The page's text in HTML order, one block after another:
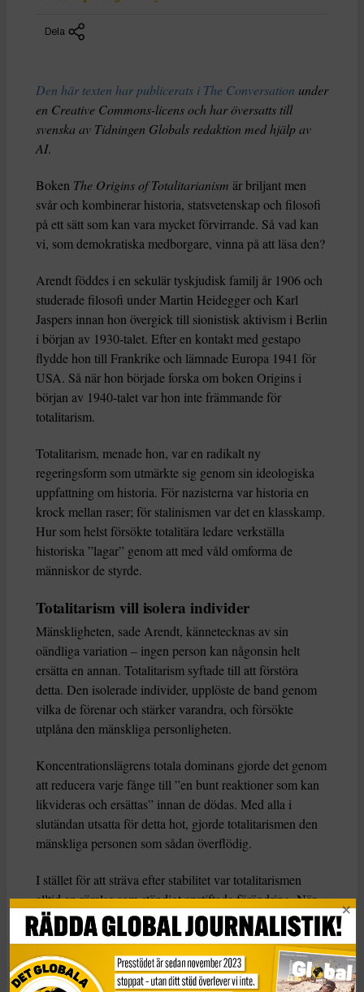
Dela
Den här texten har publicerats i The Conversation under
en Creative Commons-licens och har översatts till
svenska av Tidningen Globals redaktion med hjälp av
AI.
Boken The Origins of Totalitarianism är briljant men
svår och kombinerar historia, statsvetenskap och filosofi
på ett sätt som kan vara mycket förvirrande. Så vad kan
vi, som demokratiska medborgare, vinna på att läsa den?
Arendt föddes i en sekulär tyskjudisk familj år 1906 och
studerade filosofi under Martin Heidegger och Karl
Jaspers innan hon övergick till sionistisk aktivism i Berlin
i början av 1930-talet. Efter en kontakt med gestapo
flydde hon till Frankrike och lämnade Europa 1941 för
USA. Så när hon började forska om boken Origins i
början av 1940-talet var hon inte främmande för
totalitarism.
Totalitarism, menade hon, var en radikalt ny
regeringsform som utmärkte sig genom sin ideologiska
uppfattning om historia. För nazisterna var historia en
krock mellan raser; för stalinismen var det en klasskamp.
Hur som helst försökte totalitära ledare verkställa
historiska ”lagar” genom att med våld omforma de
människor de styrde.
Totalitarism vill isolera individer
Mänskligheten, sade Arendt, kännetecknas av sin
oändliga variation – ingen person kan någonsin helt
ersätta en annan. Totalitarism syftade till att förstöra
detta. Den isolerade individer, upplöste de band genom
vilka de förenar och stärker varandra, och försökte
utplåna den mänskliga personligheten.
Koncentrationslägrens totala dominans gjorde det genom
att reducera varje fånge till ”en bunt reaktioner som kan
likvideras och ersättas” innan de dödas. Med alla i
slutändan utsatta för detta hot, gjorde totalitarismen den
mänskliga personen som sådan överflödig.
I stället för att sträva efter stabilitet var totalitarismen
alltid en rörelse som ständigt anstiftade förändring. När
dess propaganda kolliderade med fakta, brutaliserade den
verkligheten tills fakta överensstämde. Dess ideala
subjekt trodde inte bara på dess lögner: de fann inte
längre skillnaden mellan sanning och falskhet